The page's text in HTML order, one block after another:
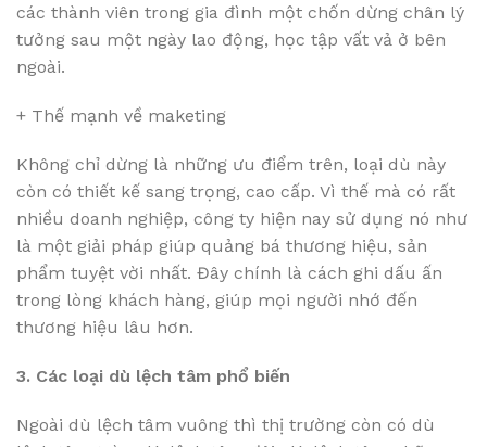
các thành viên trong gia đình một chốn dừng chân lý
tưởng sau một ngày lao động, học tập vất vả ở bên
ngoài.
+ Thế mạnh về maketing
Không chỉ dừng là những ưu điểm trên, loại dù này
còn có thiết kế sang trọng, cao cấp. Vì thế mà có rất
nhiều doanh nghiệp, công ty hiện nay sử dụng nó như
là một giải pháp giúp quảng bá thương hiệu, sản
phẩm tuyệt vời nhất. Đây chính là cách ghi dấu ấn
trong lòng khách hàng, giúp mọi người nhớ đến
thương hiệu lâu hơn.
3. Các loại dù lệch tâm phổ biến
Ngoài dù lệch tâm vuông thì thị trường còn có dù